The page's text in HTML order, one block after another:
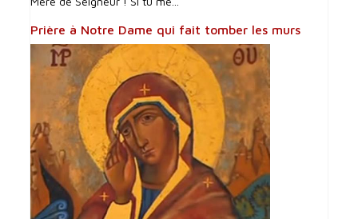
Prière à Notre Dame qui fait tomber les murs